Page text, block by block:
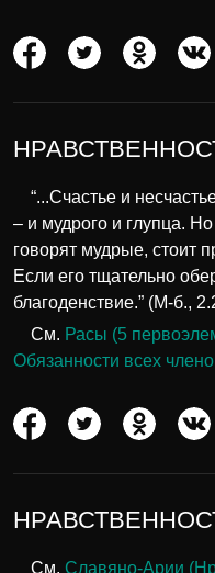
“...Счастье и
– и мудрого и глупца.
говорят мудрые, стоит
Если его тщательно
благоденствие.” (М-б.,
См. Расы (5
Обязанности всех
См. Славяно-Арии